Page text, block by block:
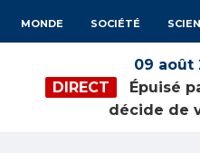
MONDE SOCIÉTÉ
09 août
DIRECT
Épuisé
décide de